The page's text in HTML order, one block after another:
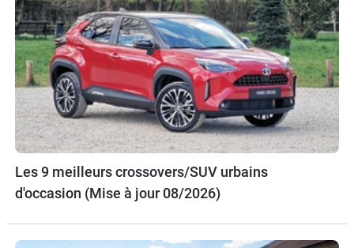
Les 9 meilleurs crossovers/SUV urbains
d'occasion (Mise à jour 08/2026)